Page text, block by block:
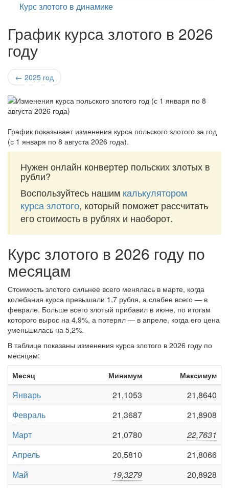
Курс злотого в динамике
График курса злотого в 2026
году
← 2025 год
График показывает изменения курса польского злотого за год
(с 1 января по 8 августа 2026 года).
Нужен онлайн конвертер польских злотых в
рубли?
Воспользуйтесь нашим калькулятором
курса злотого, который поможет рассчитать
его стоимость в рублях и наоборот.
Курс злотого в 2026 году по
месяцам
Стоимость злотого сильнее всего менялась в марте, когда
колебания курса превышали 1,7 рубля, а слабее всего — в
феврале. Больше всего злотый прибавил в июне, по итогам
которого вырос на 4,9%, а потерял — в апреле, когда его цена
уменьшилась на 5,2%.
В таблице показаны изменения курса злотого в 2026 году по
месяцам:
Месяц
Минимум Максимум
Январь 21,1053
21,8640
Февраль
21,3687
21,8908
Март
21,0780
22,7631
Апрель
20,5810
21,8066
Май
19,3279
20,8928